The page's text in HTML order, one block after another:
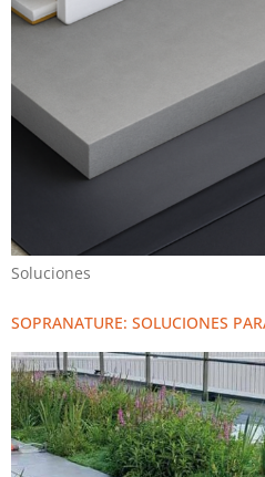
Soluciones
SOPRANATURE: SOLUCIONES